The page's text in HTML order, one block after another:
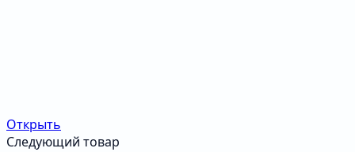
Открыть
Следующий товар